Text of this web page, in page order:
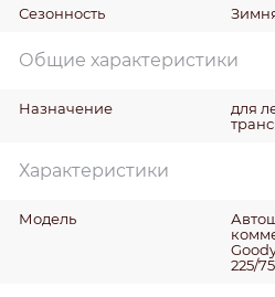
Сезонность
Общие характеристики
Назначение
для
Характеристики
Модель
225/